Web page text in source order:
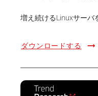
増え続けるLinuxサーバ
ダウンロードする